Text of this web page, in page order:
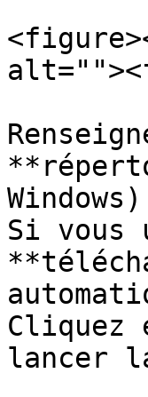
Si
lancer